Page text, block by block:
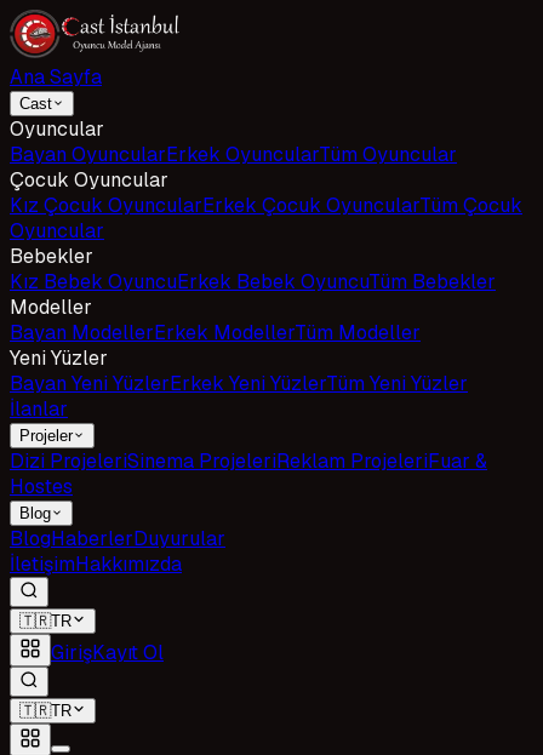
Ana Sayfa
Cast
Oyuncular
Bayan OyuncularErkek OyuncularTüm Oyuncular
Çocuk Oyuncular
Kız Çocuk OyuncularErkek Çocuk OyuncularTüm Çocuk
Oyuncular
Bebekler
Kız Bebek OyuncuErkek Bebek OyuncuTüm Bebekler
Modeller
Bayan ModellerErkek ModellerTüm Modeller
Yeni Yüzler
Bayan Yeni YüzlerErkek Yeni YüzlerTüm Yeni Yüzler
İlanlar
Projeler
Dizi ProjeleriSinema ProjeleriReklam ProjeleriFuar &
Hostes
Blog
BlogHaberlerDuyurular
İletişimHakkımızda
🇹🇷TR
GirişKayıt Ol
🇹🇷TR